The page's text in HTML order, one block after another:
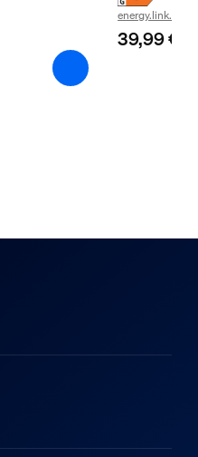
e interruptor
energy.link.label
39,99 €